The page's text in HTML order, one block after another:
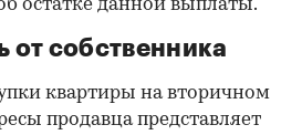
остатке данной выплаты.
от собственника
квартиры на вторичном
продавца представляет